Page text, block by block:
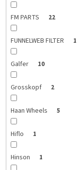
FM PARTS 22
FUNNELWEB FILTER 1
Galfer 10
Grosskopf 2
Haan Wheels 5
Hiflo 1
Hinson 1